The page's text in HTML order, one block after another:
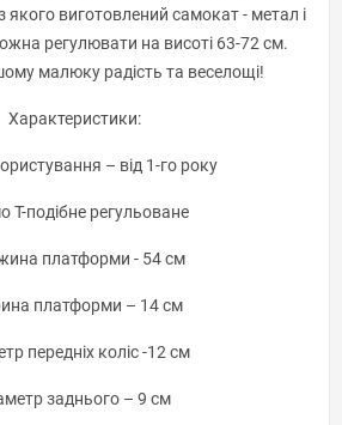
якого виготовлений самокат - метал і
регулювати на висоті 63-72 см.
малюку радість та веселощі!
Характеристики:
– від 1-го року
Т-подібне регульоване
платформи - 54 см
платформи – 14 см
передніх коліс -12 см
заднього – 9 см